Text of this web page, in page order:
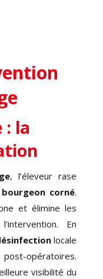
: la
, l’éleveur rase
bourgeon corné.
et élimine les
En
locale
post-opératoires.
visibilité du